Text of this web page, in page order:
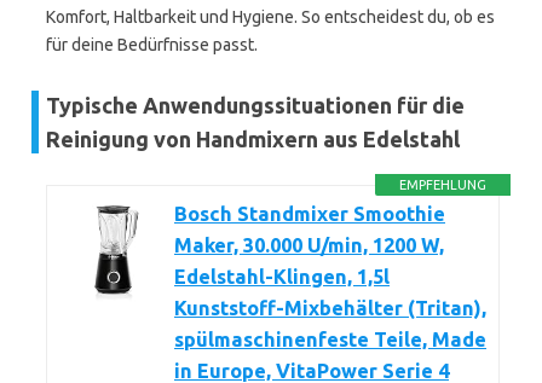
Komfort, Haltbarkeit und Hygiene. So entscheidest du, ob es
für deine Bedürfnisse passt.
Typische Anwendungssituationen für die
Reinigung von Handmixern aus Edelstahl
EMPFEHLUNG
Bosch Standmixer Smoothie
Maker, 30.000 U/min, 1200 W,
Edelstahl-Klingen, 1,5l
Kunststoff-Mixbehälter (Tritan),
spülmaschinenfeste Teile, Made
in Europe, VitaPower Serie 4